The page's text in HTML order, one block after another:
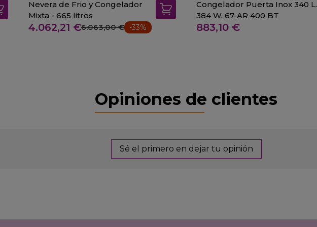
Nevera de Frio y Congelador
Mixta - 665 litros
4.062,21 €6.063,00 € -33%
Congelador Puerta Inox 340 L.
384 W. 67-AR 400 BT
883,10 €
Opiniones de clientes
Sé el primero en dejar tu opinión